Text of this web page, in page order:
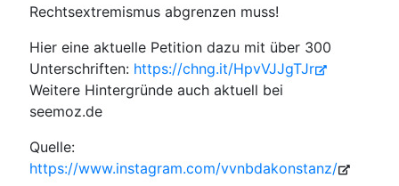
Rechtsextremismus abgrenzen muss!
Hier eine aktuelle Petition dazu mit über 300
Unterschriften: https://chng.it/HpvVJJgTJr
Weitere Hintergründe auch aktuell bei
seemoz.de
Quelle:
https://www.instagram.com/vvnbdakonstanz/